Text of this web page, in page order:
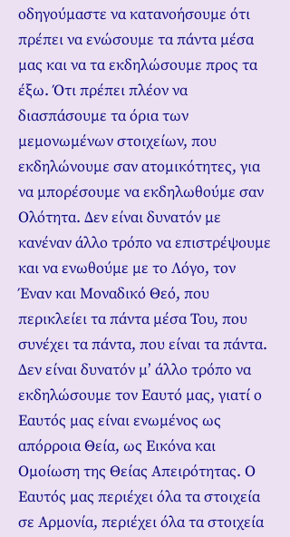
οδηγούμαστε να κατανοήσουμε ότι
πρέπει να ενώσουμε τα πάντα μέσα
μας και να τα εκδηλώσουμε προς τα
έξω. Ότι πρέπει πλέον να
διασπάσουμε τα όρια των
μεμονωμένων στοιχείων, που
εκδηλώνουμε σαν ατομικότητες, για
να μπορέσουμε να εκδηλωθούμε σαν
Ολότητα. Δεν είναι δυνατόν με
κανέναν άλλο τρόπο να επιστρέψουμε
και να ενωθούμε με το Λόγο, τον
Έναν και Μοναδικό Θεό, που
περικλείει τα πάντα μέσα Του, που
συνέχει τα πάντα, που είναι τα πάντα.
Δεν είναι δυνατόν μ’ άλλο τρόπο να
εκδηλώσουμε τον Εαυτό μας, γιατί ο
Εαυτός μας είναι ενωμένος ως
απόρροια Θεία, ως Εικόνα και
Ομοίωση της Θείας Απειρότητας. Ο
Εαυτός μας περιέχει όλα τα στοιχεία
σε Αρμονία, περιέχει όλα τα στοιχεία